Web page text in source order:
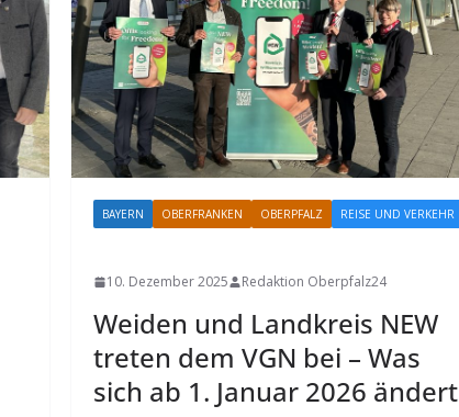
BAYERN OBERFRANKEN OBERPFALZ
REISE UND VERKEHR
10. Dezember 2025 Redaktion Oberpfalz24
Weiden und Landkreis NEW
treten dem VGN bei – Was
sich ab 1. Januar 2026 ändert